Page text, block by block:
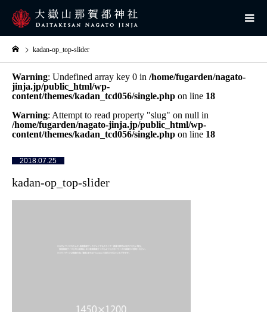
kadan-op_top-slider
Warning: Undefined array key 0 in /home/fugarden/nagato-
jinja.jp/public_html/wp-
content/themes/kadan_tcd056/single.php on line 18
Warning: Attempt to read property "slug" on null in
/home/fugarden/nagato-jinja.jp/public_html/wp-
content/themes/kadan_tcd056/single.php on line 18
2018.07.25
kadan-op_top-slider